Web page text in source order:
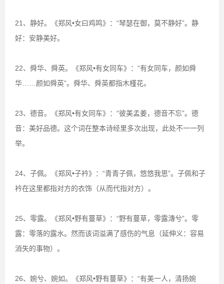
21、静好。《郑风•女曰鸡鸣》：“琴瑟在御，莫不静好”。静
好：安静美好。
22、舜华、舜英。《郑风•有女同车》：“有女同车，颜如舜
华……颜如舜英”。舜华、舜英都指木槿花。
23、德音。《郑风•有女同车》：“彼美孟姜，德音不忘”。德
音：美好品德。这个词在整本诗经里多次出现，此处不一一列
举。
24、子佩。《郑风•子衿》：“青青子佩，悠悠我思”。子佩和子
衿在这里都指对方的衣饰（从而代指对方）。
25、零露。《郑风•野有蔓草》：“野有蔓草，零露漙兮”。零
露：零落的露水。然而该词溢满了感伤的气息（延伸义：容易
消失的事物）。
26、婉兮、婉如。《郑风•野有蔓草》：“有美一人，清扬婉